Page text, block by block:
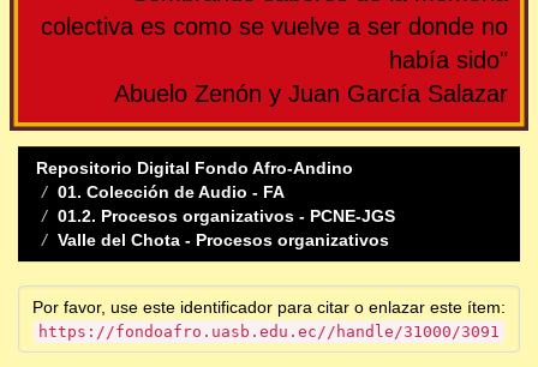
colectiva es como se vuelve a ser donde no
había sido"
Abuelo Zenón y Juan García Salazar
Repositorio Digital Fondo Afro-Andino
01. Colección de Audio - FA
01.2. Procesos organizativos - PCNE-JGS
Valle del Chota - Procesos organizativos
Por favor, use este identificador para citar o enlazar este ítem:
https://fondoafro.uasb.edu.ec//handle/31000/3091